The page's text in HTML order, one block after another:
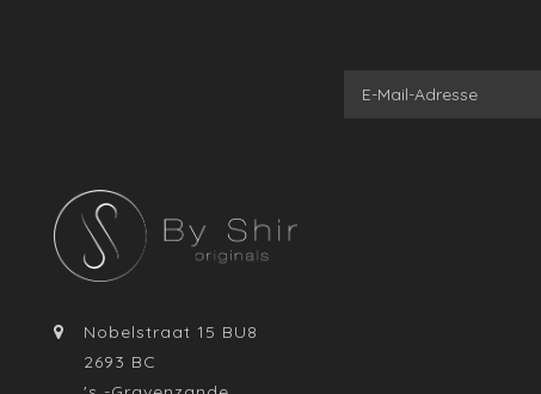
Nobelstraat 15 BU8
2693 BC